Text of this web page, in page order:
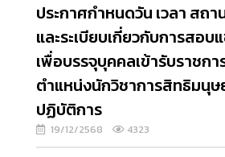
ประกาศกำหนดวัน เวลา สถ
และระเบียบเกี่ยวกับการสอบ
เพื่อบรรจุบุคคลเข้ารับราชกา
ตำแหน่งนักวิชาการสิทธิมนุ
ปฏิบัติการ
19/12/2568 4323